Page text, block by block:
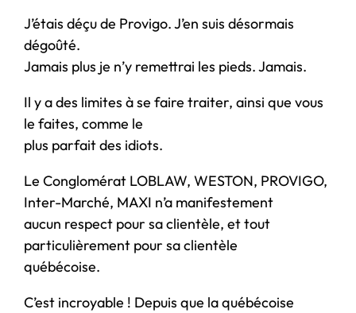
J’étais déçu de Provigo. J’en suis désormais
dégoûté.
Jamais plus je n’y remettrai les pieds. Jamais.
Il y a des limites à se faire traiter, ainsi que vous
le faites, comme le
plus parfait des idiots.
Le Conglomérat LOBLAW, WESTON, PROVIGO,
Inter-Marché, MAXI n’a manifestement
aucun respect pour sa clientèle, et tout
particulièrement pour sa clientèle
québécoise.
C’est incroyable ! Depuis que la québécoise